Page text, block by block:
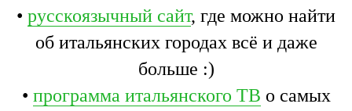
• русскоязычный сайт, где можно найти
об итальянских городах всё и даже
больше :)
• программа итальянского ТВ о самых